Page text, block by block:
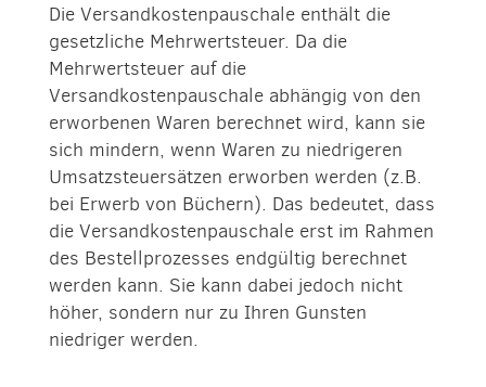
Die Versandkostenpauschale enthält die
gesetzliche Mehrwertsteuer. Da die
Mehrwertsteuer auf die
Versandkostenpauschale abhängig von den
erworbenen Waren berechnet wird, kann sie
sich mindern, wenn Waren zu niedrigeren
Umsatzsteuersätzen erworben werden (z.B.
bei Erwerb von Büchern). Das bedeutet, dass
die Versandkostenpauschale erst im Rahmen
des Bestellprozesses endgültig berechnet
werden kann. Sie kann dabei jedoch nicht
höher, sondern nur zu Ihren Gunsten
niedriger werden.